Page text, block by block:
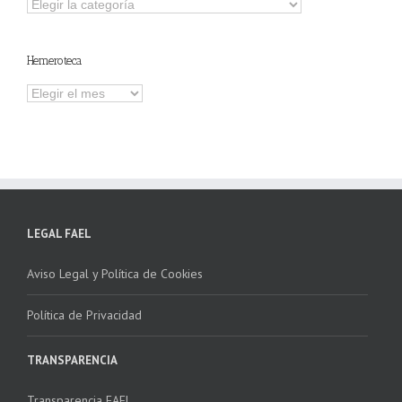
Hemeroteca
Hemeroteca
LEGAL FAEL
Aviso Legal y Política de Cookies
Política de Privacidad
TRANSPARENCIA